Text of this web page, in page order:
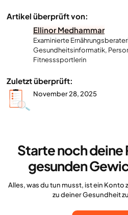
Artikel überprüft von:
Ellinor Medhammar
Examinierte
Gesundheitsinformatik,
Fitnesssportlerin
Zuletzt überprüft:
November 28, 2025
Starte noch deine
gesunden
Alles, was du tun musst, ist ein Konto
zu deiner Gesundheit